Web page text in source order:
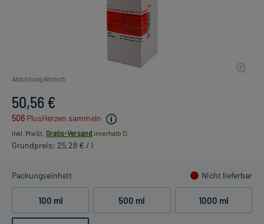
Abbildung ähnlich
50,56 €
506 PlusHerzen sammeln
inkl. MwSt. Gratis-Versand innerhalb D.
Grundpreis: 25,28 € / l
Packungseinheit Nicht lieferbar
100 ml 500 ml 1000 ml